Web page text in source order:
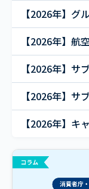
【2026年】グ
【2026年】航
【2026年】サ
【2026年】サ
【2026年】キ